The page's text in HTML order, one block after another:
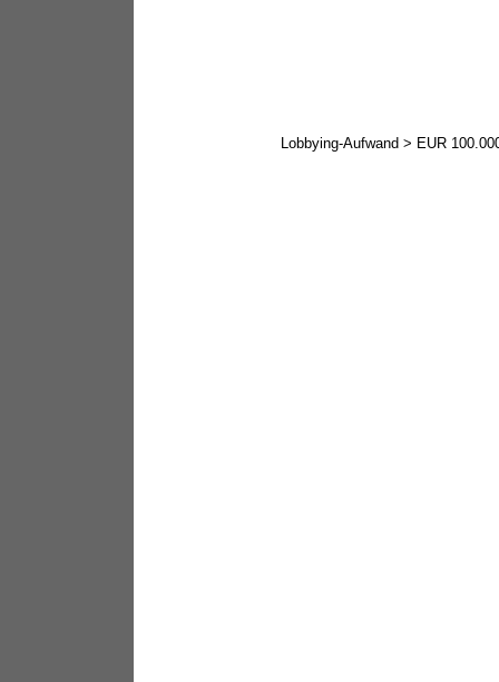
Lobbying-Aufwand > EUR